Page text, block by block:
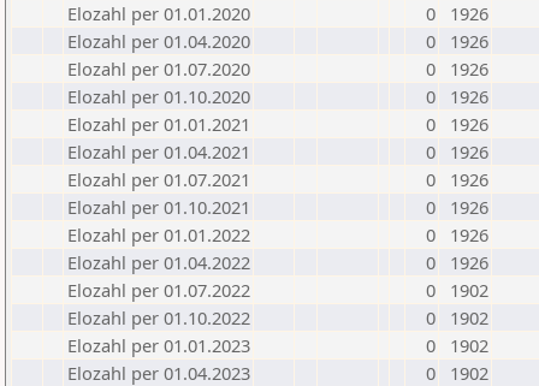
Elozahl per 01.01.2020
0
1926
Elozahl per 01.04.2020
0
1926
Elozahl per 01.07.2020
0
1926
Elozahl per 01.10.2020
0
1926
Elozahl per 01.01.2021
0
1926
Elozahl per 01.04.2021
0
1926
Elozahl per 01.07.2021
0
1926
Elozahl per 01.10.2021
0
1926
Elozahl per 01.01.2022
0
1926
Elozahl per 01.04.2022
0
1926
Elozahl per 01.07.2022
0
1902
Elozahl per 01.10.2022
0
1902
Elozahl per 01.01.2023
0
1902
Elozahl per 01.04.2023
0
1902